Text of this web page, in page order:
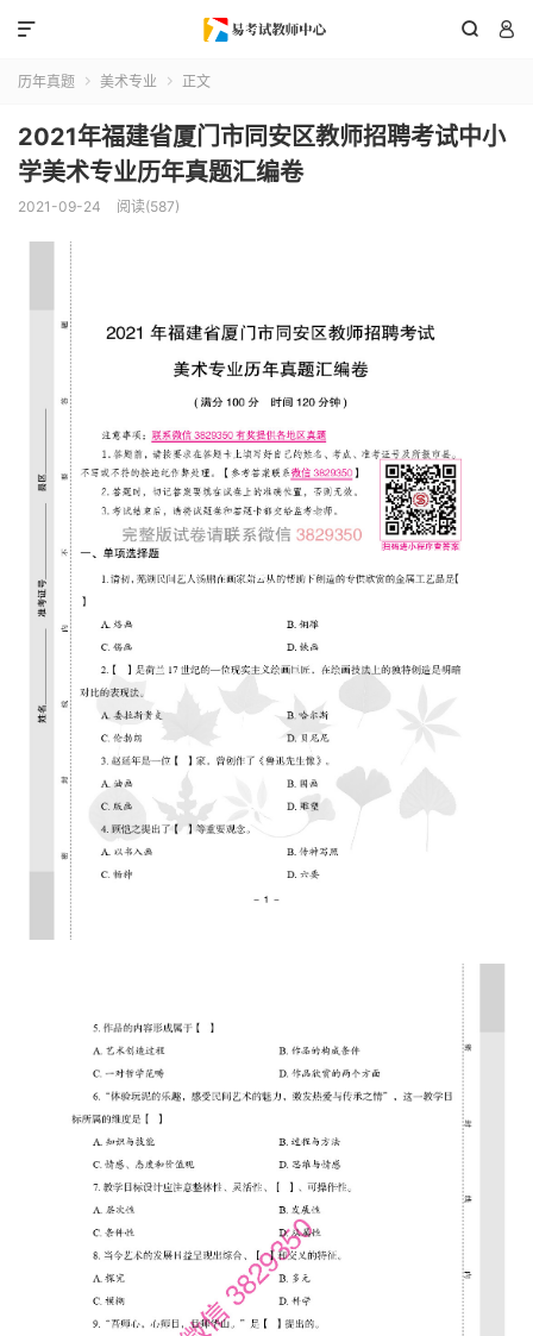
 

历年真题  美术专业  正文
2021年福建省厦门市同安区教师招聘考试中小
学美术专业历年真题汇编卷
2021-09-24 阅读(587)